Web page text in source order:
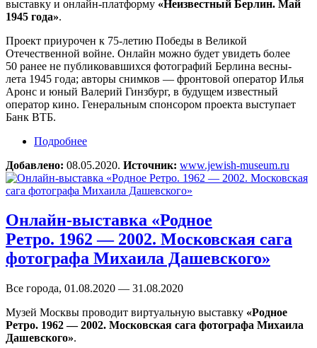
выставку и онлайн-платформу «Неизвестный Берлин. Май
1945 года».
Проект приурочен к 75-летию Победы в Великой
Отечественной войне. Онлайн можно будет увидеть более
50 ранее не публиковавшихся фотографий Берлина весны-
лета 1945 года; авторы снимков — фронтовой оператор Илья
Аронс и юный Валерий Гинзбург, в будущем известный
оператор кино. Генеральным спонсором проекта выступает
Банк ВТБ.
Подробнее
Добавлено: 08.05.2020. Источник: www.jewish-museum.ru
Онлайн-выставка «Родное
Ретро. 1962 — 2002. Московская сага
фотографа Михаила Дашевского»
Все города, 01.08.2020 — 31.08.2020
Музей Москвы проводит виртуальную выставку «Родное
Ретро. 1962 — 2002. Московская сага фотографа Михаила
Дашевского».